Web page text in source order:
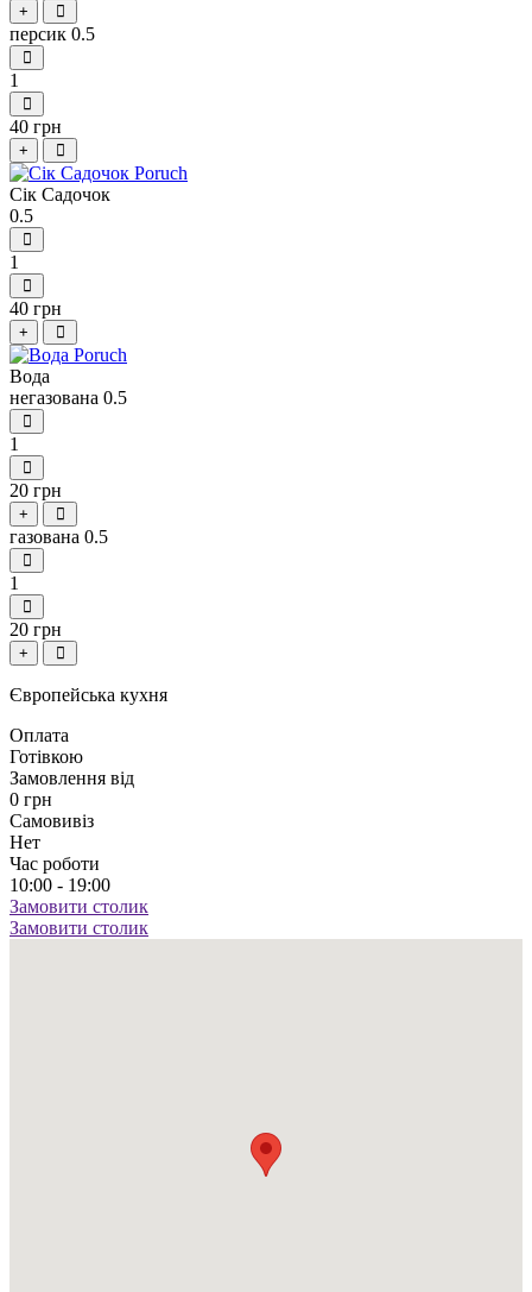
+
персик 0.5
1
40 грн
+
Сік Садочок
0.5
1
40 грн
+
Вода
негазована 0.5
1
20 грн
+
газована 0.5
1
20 грн
+
Європейська кухня
Оплата
Готівкою
Замовлення від
0 грн
Самовивіз
Нет
Час роботи
10:00 - 19:00
Замовити столик
Замовити столик